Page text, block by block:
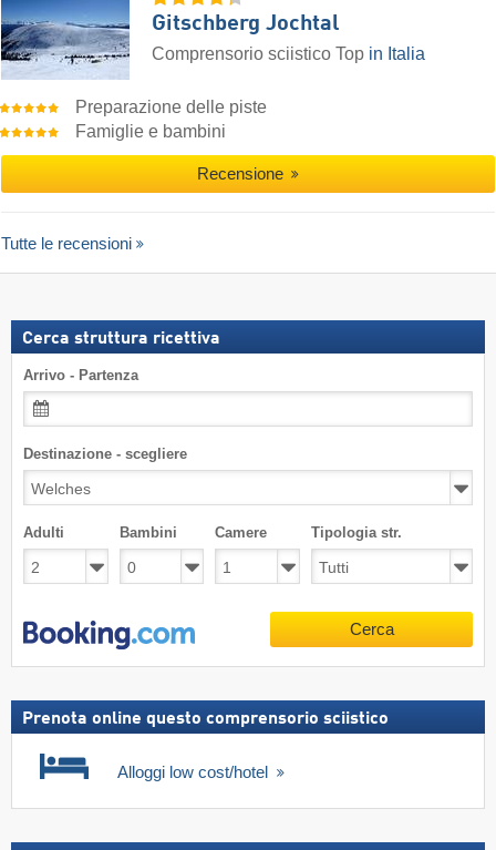
Gitschberg Jochtal
Comprensorio sciistico Top in Italia
Preparazione delle piste
Famiglie e bambini
Recensione
Tutte le recensioni
Cerca struttura ricettiva
Arrivo - Partenza
Destinazione - scegliere
Adulti Bambini Camere Tipologia str.
Cerca
Prenota online questo comprensorio sciistico
Alloggi low cost/hotel